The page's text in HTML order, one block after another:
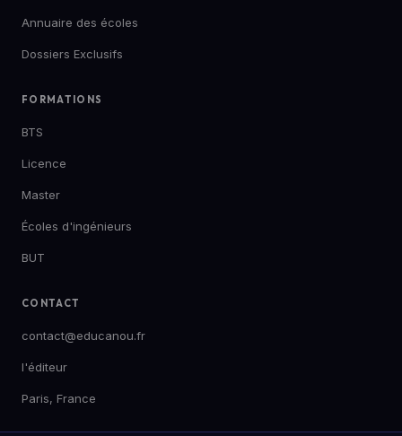
Annuaire des écoles
Dossiers Exclusifs
FORMATIONS
BTS
Licence
Master
Écoles d'ingénieurs
BUT
CONTACT
contact@educanou.fr
l'éditeur
Paris, France